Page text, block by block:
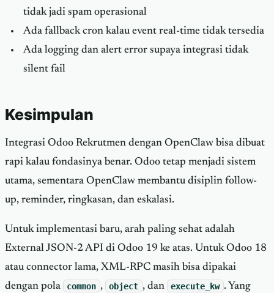
tidak jadi spam operasional
Ada fallback cron kalau event real-time tidak tersedia
Ada logging dan alert error supaya integrasi tidak
silent fail
Kesimpulan
Integrasi Odoo Rekrutmen dengan OpenClaw bisa dibuat
rapi kalau fondasinya benar. Odoo tetap menjadi sistem
utama, sementara OpenClaw membantu disiplin follow-
up, reminder, ringkasan, dan eskalasi.
Untuk implementasi baru, arah paling sehat adalah
External JSON-2 API di Odoo 19 ke atas. Untuk Odoo 18
atau connector lama, XML-RPC masih bisa dipakai
dengan pola
common , object , dan execute_kw . Yang